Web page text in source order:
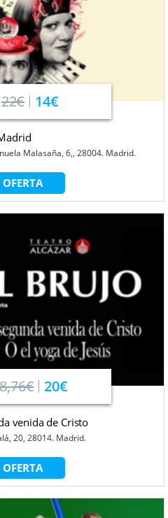
22€ 14€
Malasaña, 6,, 28004. Madrid.
OFERTA
20€
venida de Cristo
20, 28014. Madrid.
OFERTA